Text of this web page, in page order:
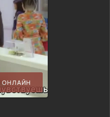
ОНЛАЙН